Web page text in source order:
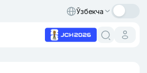
Ўзбекча